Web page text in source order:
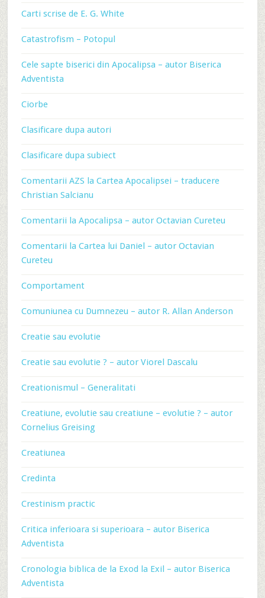
Carti scrise de E. G. White
Catastrofism – Potopul
Cele sapte biserici din Apocalipsa – autor Biserica
Adventista
Ciorbe
Clasificare dupa autori
Clasificare dupa subiect
Comentarii AZS la Cartea Apocalipsei – traducere
Christian Salcianu
Comentarii la Apocalipsa – autor Octavian Cureteu
Comentarii la Cartea lui Daniel – autor Octavian
Cureteu
Comportament
Comuniunea cu Dumnezeu – autor R. Allan Anderson
Creatie sau evolutie
Creatie sau evolutie ? – autor Viorel Dascalu
Creationismul – Generalitati
Creatiune, evolutie sau creatiune – evolutie ? – autor
Cornelius Greising
Creatiunea
Credinta
Crestinism practic
Critica inferioara si superioara – autor Biserica
Adventista
Cronologia biblica de la Exod la Exil – autor Biserica
Adventista